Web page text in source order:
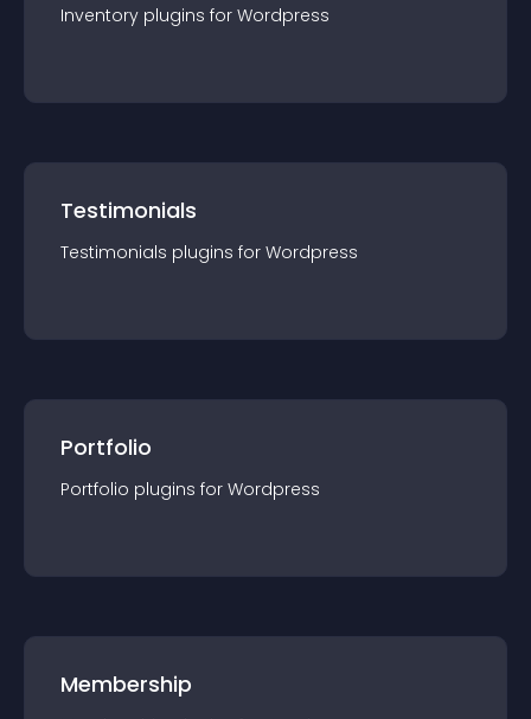
Inventory plugins for Wordpress
Testimonials
Testimonials plugins for Wordpress
Portfolio
Portfolio plugins for Wordpress
Membership